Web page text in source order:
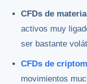
CFDs de
activos muy
ser bastante
CFDs de
movimientos